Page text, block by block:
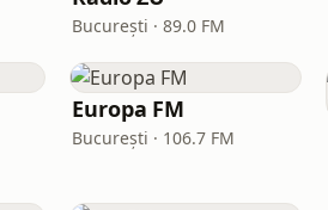
București · 89.0 FM
Europa FM
București · 106.7 FM